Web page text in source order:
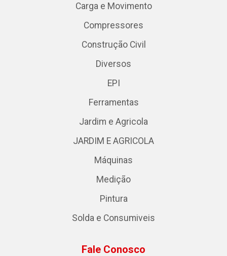
Carga e Movimento
Compressores
Construção Civil
Diversos
EPI
Ferramentas
Jardim e Agricola
JARDIM E AGRICOLA
Máquinas
Medição
Pintura
Solda e Consumiveis
Fale Conosco